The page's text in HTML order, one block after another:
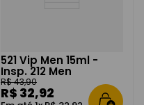
521 Vip Men 15ml -
Insp. 212 Men
R$43,90
R$ 32,92